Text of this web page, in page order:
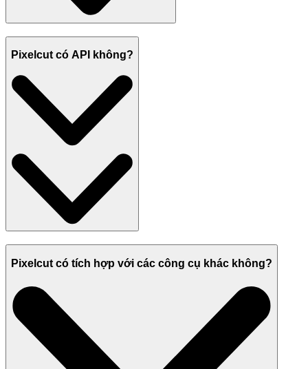
Pixelcut có API không?
Pixelcut có tích hợp với các công cụ khác không?